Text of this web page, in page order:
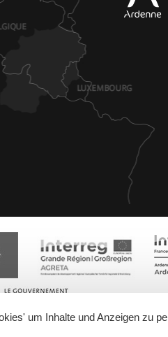
um Inhalte und Anzeigen zu